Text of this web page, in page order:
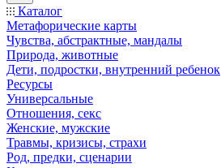
Каталог
Mетафорические карты
Чувства, абстрактные, мандалы
Природа, животные
Дети, подростки, внутренний ребенок
Ресурсы
Универсальные
Отношения, секс
Женские, мужские
Травмы, кризисы, страхи
Род, предки, сценарии